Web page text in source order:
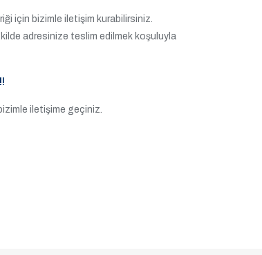
için bizimle iletişim kurabilirsiniz.
adresinize teslim edilmek koşuluyla
iletişime geçiniz.